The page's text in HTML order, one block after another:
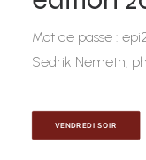
Mot de passe :
Sedrik Nemeth,
VENDREDI SOIR